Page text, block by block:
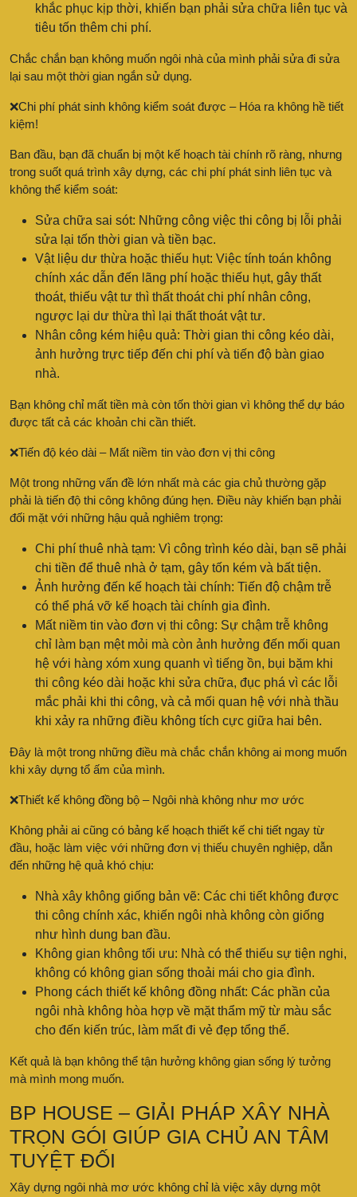
khắc phục kịp thời, khiến bạn phải sửa chữa liên tục và
tiêu tốn thêm chi phí.
Chắc chắn bạn không muốn ngôi nhà của mình phải sửa đi sửa
lại sau một thời gian ngắn sử dụng.
❌Chi phí phát sinh không kiểm soát được – Hóa ra không hề tiết
kiệm!
Ban đầu, bạn đã chuẩn bị một kế hoạch tài chính rõ ràng, nhưng
trong suốt quá trình xây dựng, các chi phí phát sinh liên tục và
không thể kiểm soát:
Sửa chữa sai sót: Những công việc thi công bị lỗi phải
sửa lại tốn thời gian và tiền bạc.
Vật liệu dư thừa hoặc thiếu hụt: Việc tính toán không
chính xác dẫn đến lãng phí hoặc thiếu hụt, gây thất
thoát, thiếu vật tư thì thất thoát chi phí nhân công,
ngược lại dư thừa thì lại thất thoát vật tư.
Nhân công kém hiệu quả: Thời gian thi công kéo dài,
ảnh hưởng trực tiếp đến chi phí và tiến độ bàn giao
nhà.
Bạn không chỉ mất tiền mà còn tốn thời gian vì không thể dự báo
được tất cả các khoản chi cần thiết.
❌Tiến độ kéo dài – Mất niềm tin vào đơn vị thi công
Một trong những vấn đề lớn nhất mà các gia chủ thường gặp
phải là tiến độ thi công không đúng hẹn. Điều này khiến bạn phải
đối mặt với những hậu quả nghiêm trọng:
Chi phí thuê nhà tạm: Vì công trình kéo dài, bạn sẽ phải
chi tiền để thuê nhà ở tạm, gây tốn kém và bất tiện.
Ảnh hưởng đến kế hoạch tài chính: Tiến độ chậm trễ
có thể phá vỡ kế hoạch tài chính gia đình.
Mất niềm tin vào đơn vị thi công: Sự chậm trễ không
chỉ làm bạn mệt mỏi mà còn ảnh hưởng đến mối quan
hệ với hàng xóm xung quanh vì tiếng ồn, bụi bặm khi
thi công kéo dài hoặc khi sửa chữa, đục phá vì các lỗi
mắc phải khi thi công, và cả mối quan hệ với nhà thầu
khi xảy ra những điều không tích cực giữa hai bên.
Đây là một trong những điều mà chắc chắn không ai mong muốn
khi xây dựng tổ ấm của mình.
❌Thiết kế không đồng bộ – Ngôi nhà không như mơ ước
Không phải ai cũng có bảng kế hoạch thiết kế chi tiết ngay từ
đầu, hoặc làm việc với những đơn vị thiếu chuyên nghiệp, dẫn
đến những hệ quả khó chịu:
Nhà xây không giống bản vẽ: Các chi tiết không được
thi công chính xác, khiến ngôi nhà không còn giống
như hình dung ban đầu.
Không gian không tối ưu: Nhà có thể thiếu sự tiện nghi,
không có không gian sống thoải mái cho gia đình.
Phong cách thiết kế không đồng nhất: Các phần của
ngôi nhà không hòa hợp về mặt thẩm mỹ từ màu sắc
cho đến kiến trúc, làm mất đi vẻ đẹp tổng thể.
Kết quả là bạn không thể tận hưởng không gian sống lý tưởng
mà mình mong muốn.
BP HOUSE – GIẢI PHÁP XÂY NHÀ
TRỌN GÓI GIÚP GIA CHỦ AN TÂM
TUYỆT ĐỐI
Xây dựng ngôi nhà mơ ước không chỉ là việc xây dựng một